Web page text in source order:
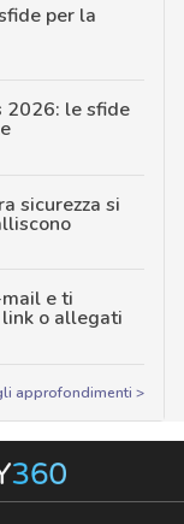
per la
2026: le sfide
sicurezza si
e ti
o allegati
approfondimenti >